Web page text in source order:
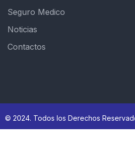
Seguro Medico
Noticias
Contactos
© 2024. Todos los Derechos